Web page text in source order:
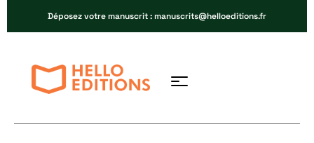
Déposez votre manuscrit : manuscrits@helloeditions.fr